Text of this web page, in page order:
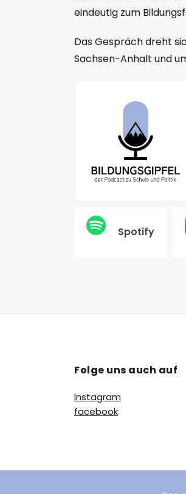
eindeutig zum
Das Gespräch dreht
Sachsen-Anhalt und
Spotify
Folge uns auch auf
Instagram
facebook